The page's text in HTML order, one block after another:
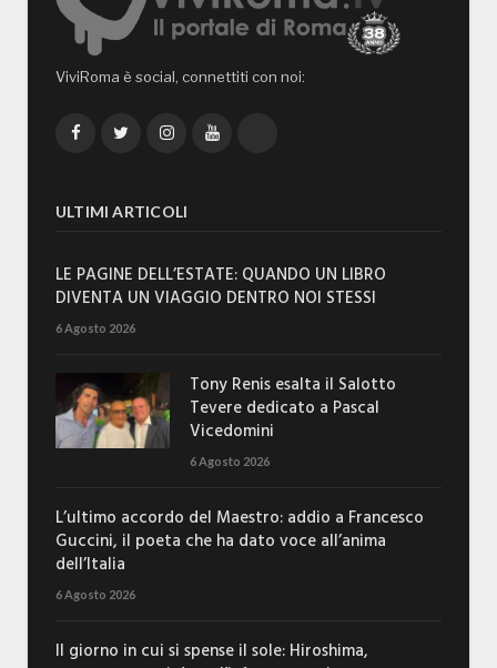
ViviRoma è social, connettiti con noi:
FacebookTwitterInstagramYouTube
ULTIMI ARTICOLI
LE PAGINE DELL’ESTATE: QUANDO UN LIBRO
DIVENTA UN VIAGGIO DENTRO NOI STESSI
6 Agosto 2026
Tony Renis esalta il Salotto
Tevere dedicato a Pascal
Vicedomini
6 Agosto 2026
L’ultimo accordo del Maestro: addio a Francesco
Guccini, il poeta che ha dato voce all’anima
dell’Italia
6 Agosto 2026
Il giorno in cui si spense il sole: Hiroshima,